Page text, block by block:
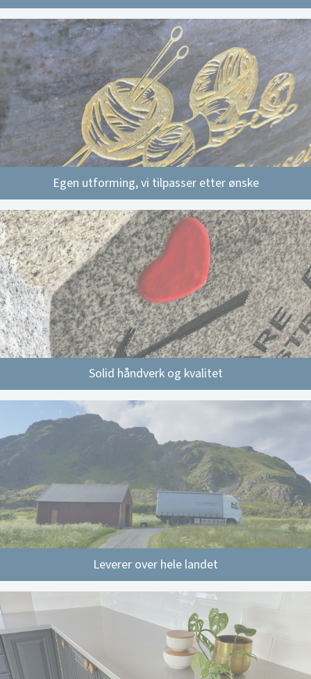
Egen utforming, vi tilpasser etter ønske
Solid håndverk og kvalitet
Leverer over hele landet